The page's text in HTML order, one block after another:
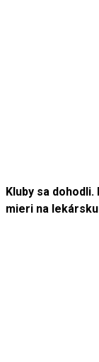
Kluby sa
mieri na